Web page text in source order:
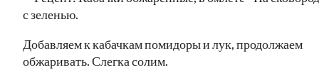
Добавляем к кабачкам помидоры и лук, продолжаем
обжаривать. Слегка солим.